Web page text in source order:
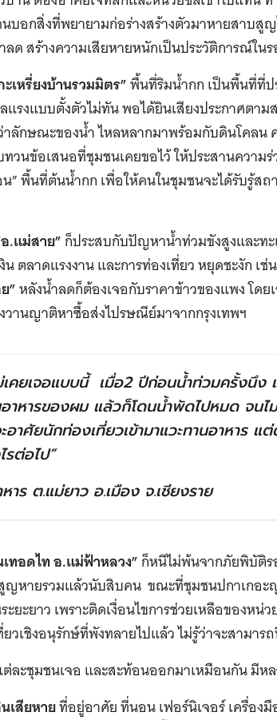
บอกสิ่งที่พยายามก่อร่างสร้างตัวมาหายสาบสู
ลด สร้างความเสียหายหนักเป็นประวัติการณ์ใน
เหรี่ยงบ้านรวมมิตร”พื้นที่ริมน้ำกก เป็นพื้นที่ที่
รงแบบตั้งตัวไม่ทัน พอได้ยินเสียงประกาศตา
าลักษณะของน้ำ ไหลหลากมาพร้อมกับดินโคลน
วนข้อเสนอที่ชุมชนเคยขอไว้ ให้ประสานความ
” พื้นที่ต้นน้ำกก เพื่อให้คนในชุมชนจะได้รับรู้ส
อ.แม่สาย”ก็ประสบกับปัญหาน้ำท่วมขังสูงและทะ
ตลาดแรงงาน และการท่องเที่ยว หยุดชะงัก เ
”หลังน้ำลดก็ต้องเจอกับราคาข้าวของแพง โด
านญาติหาซื้อส่งไปรษณีย์มาจากกรุงเทพฯ
เคยเจอแบบนี้ เมื่อ2 ปีก่อนน้ำท่วมครั้งนึง
าหารของผม แล้วก็โดนน้ำพัดไปหมด จนไ
าศัยนักท่องเที่ยวเข้ามาแวะทานอาหาร
รต่อไป”
าร ต.แม่ยาว อ.เมือง จ.เชียงราย
ทอดไท อ.แม่ฟ้าหลวง”ก็หนีไม่พ้นจากภัยพิบัติ
ญหายรวมแล้วนับสิบคน ขณะที่ชุมชนปกาเกอะ
ะยะยาว​ เพราะติดเงื่อนไขการช่วยเหลือของห
วเชิงอนุรักษ์ที่พังทลายไปแล้ว ไม่รู้ว่าจะสามาร
ะชุมชนเจอ และสะท้อนออกมาเหมือนกัน มีหล
เสียหายที่อยู่อาศัย ที่นอน เฟอร์นิเจอร์ เครื่อง